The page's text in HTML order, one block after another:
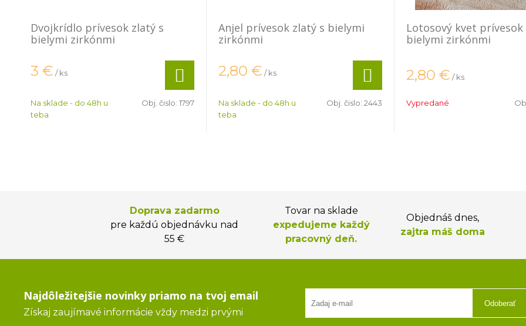
Dvojkrídlo prívesok zlatý s
bielymi zirkónmi
3 € / ks
Na sklade - do 48h u
teba
Obj. čislo: 1797
Anjel prívesok zlatý s bielymi
zirkónmi
2,80 € / ks
Na sklade - do 48h u
teba
Obj. čislo: 2443
Lotosový kvet prívesok
bielymi zirkónmi
2,80 € / ks
Vypredané
Doprava zadarmo
pre každú objednávku nad
55 €
Tovar na sklade
expedujeme každý
pracovný deň.
Objednáš dnes,
zajtra máš doma
Najdôležitejšie novinky priamo na tvoj email
Získaj zaujímavé informácie vždy medzi prvými
Odoberať